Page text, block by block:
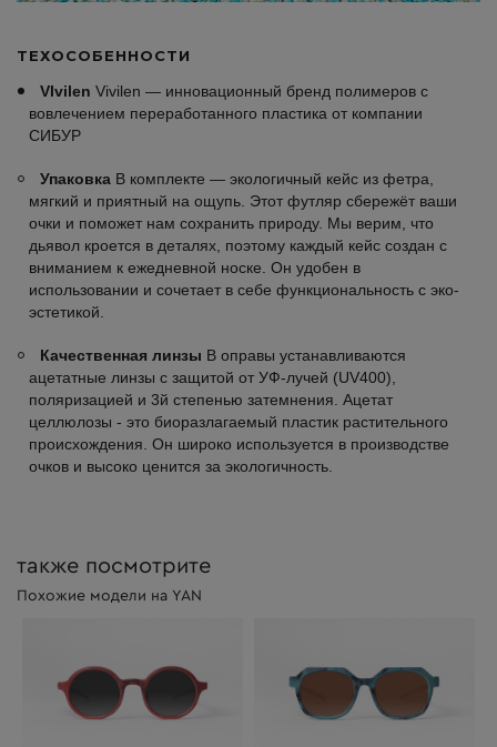
ТЕХОСОБЕННОСТИ
VIvilen Vivilen — инновационный бренд полимеров с
вовлечением переработанного пластика от компании
СИБУР
Упаковка В комплекте — экологичный кейс из фетра,
мягкий и приятный на ощупь. Этот футляр сбережёт ваши
очки и поможет нам сохранить природу. Мы верим, что
дьявол кроется в деталях, поэтому каждый кейс создан с
вниманием к ежедневной носке. Он удобен в
использовании и сочетает в себе функциональность с эко-
эстетикой.
Качественная линзы В оправы устанавливаются
ацетатные линзы с защитой от УФ-лучей (UV400),
поляризацией и 3й степенью затемнения. Ацетат
целлюлозы - это биоразлагаемый пластик растительного
происхождения. Он широко используется в производстве
очков и высоко ценится за экологичность.
также посмотрите
Похожие модели на YAN